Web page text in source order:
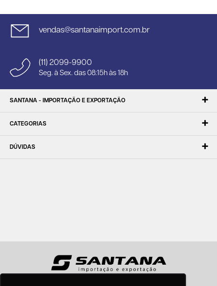
vendas@santanaimport.com.br
(11) 2099-9900
Seg. à Sex. das 08:15h às 18h
SANTANA - IMPORTAÇÃO E EXPORTAÇÃO
CATEGORIAS
DÚVIDAS